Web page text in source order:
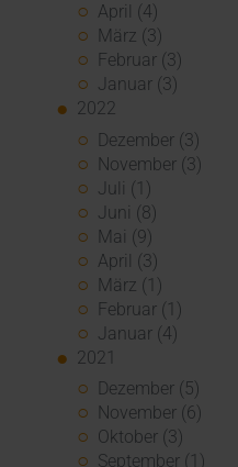
April (4)
März (3)
Februar (3)
Januar (3)
2022
Dezember (3)
November (3)
Juli (1)
Juni (8)
Mai (9)
April (3)
März (1)
Februar (1)
Januar (4)
2021
Dezember (5)
November (6)
Oktober (3)
September (1)